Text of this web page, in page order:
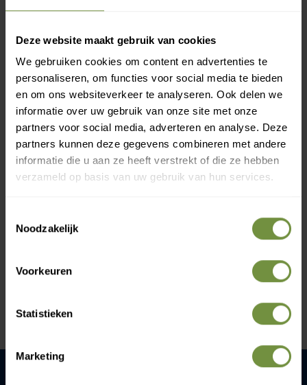
Deze website maakt gebruik van cookies
We gebruiken cookies om content en advertenties te
personaliseren, om functies voor social media te bieden
en om ons websiteverkeer te analyseren. Ook delen we
informatie over uw gebruik van onze site met onze
partners voor social media, adverteren en analyse. Deze
partners kunnen deze gegevens combineren met andere
informatie die u aan ze heeft verstrekt of die ze hebben
verzameld op basis van uw gebruik van hun services.
Noodzakelijk
Voorkeuren
Statistieken
Marketing
Heeft u een vraag of advies
nodig?
Bel of mail ons voor gratis advies of kom
langs in 1 van onze winkels.